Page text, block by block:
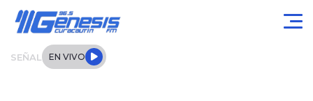
SEÑAL EN VIVO